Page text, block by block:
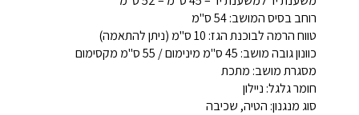
רוחב בסיס המושב: 54 ס"מ
טווח הרמה לבוכנת הגז: 10 ס"מ (ניתן להתאמה)
כוונון גובה מושב: 45 ס"מ מינימום / 55 ס"מ מקסימום
מסגרת מושב: מתכת
חומר גלגל: ניילון
סוג מנגנון: הטיה, שכיבה